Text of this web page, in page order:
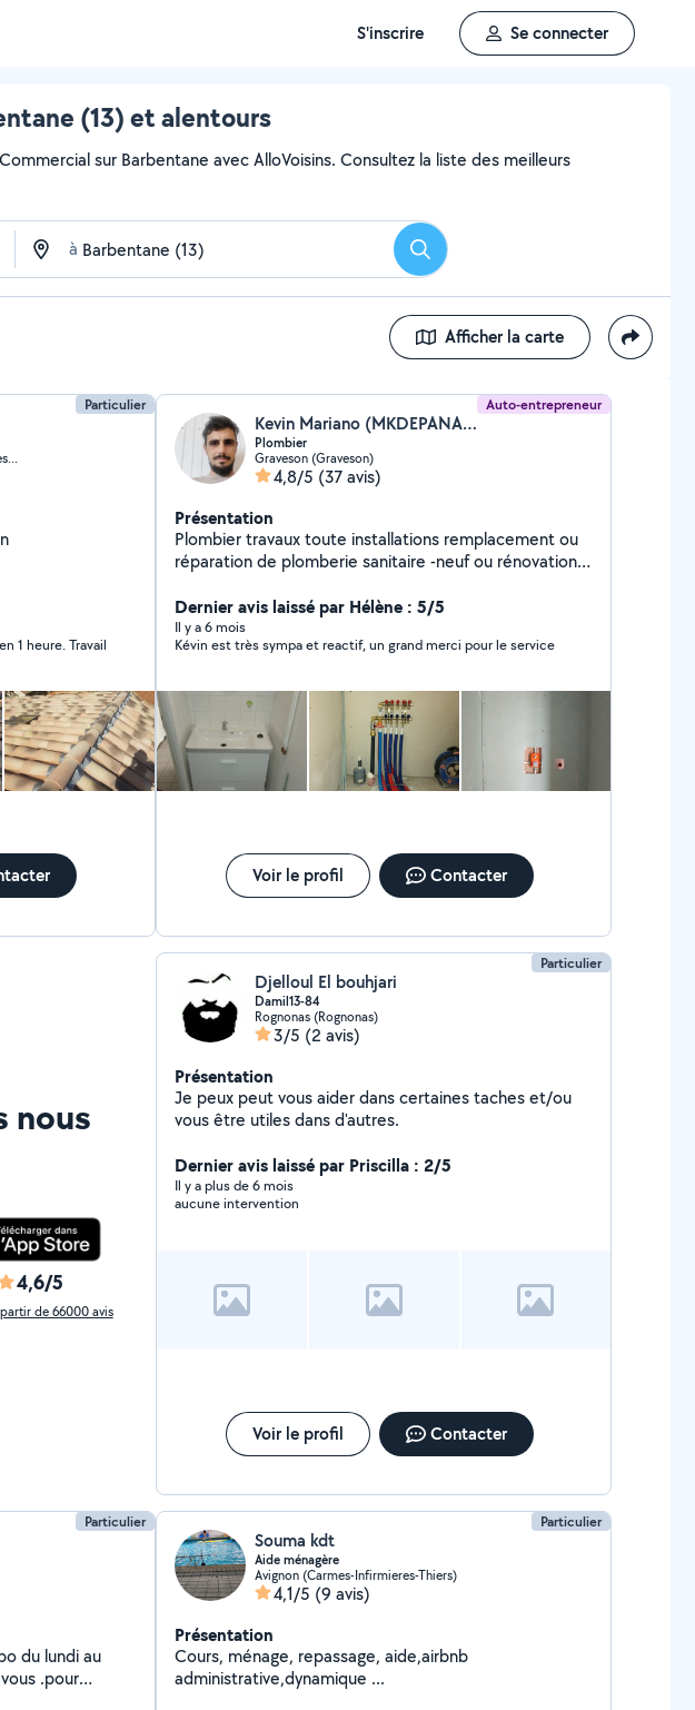
S'inscrire Se connecter
(13) et alentours
sur Barbentane avec AlloVoisins. Consultez la liste des meilleurs
à Rechercher
Afficher la carte
Particulier
Avignon (Chevalier de Folard-Sources Sud)
1 heure. Travail
Auto-entrepreneur
Kevin Mariano (MKDEPANAGE)
Plombier
Graveson (Graveson)
4,8/5 (37 avis)
Présentation
Plombier travaux toute installations remplacement ou
réparation de plomberie sanitaire -neuf ou rénovation -
robinetterie, WC, etc.. Autre prestation possible très
bricoleur N'hésitez pas à me contacter pour plus
d'informations.
Dernier avis laissé par Hélène : 5/5
Il y a 6 mois
Kévin est très sympa et reactif, un grand merci pour le service
Voir le profil Contacter
nous
4,6/5
de 66000 avis
Particulier
Djelloul El bouhjari
Damil13-84
Rognonas (Rognonas)
3/5 (2 avis)
Présentation
Je peux peut vous aider dans certaines taches et/ou
vous être utiles dans d'autres.
Dernier avis laissé par Priscilla : 2/5
Il y a plus de 6 mois
aucune intervention
Voir le profil Contacter
Particulier
du lundi au
.pour
Particulier
Souma kdt
Aide ménagère
Avignon (Carmes-Infirmieres-Thiers)
4,1/5 (9 avis)
Présentation
Cours, ménage, repassage, aide,airbnb
administrative,dynamique ...